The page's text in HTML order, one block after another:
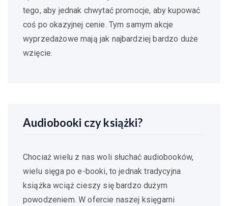
tego, aby jednak chwytać promocje, aby kupować
coś po okazyjnej cenie. Tym samym akcje
wyprzedażowe mają jak najbardziej bardzo duże
wzięcie.
Audiobooki czy książki?
Chociaż wielu z nas woli słuchać audiobooków,
wielu sięga po e-booki, to jednak tradycyjna
książka wciąż cieszy się bardzo dużym
powodzeniem. W ofercie naszej księgarni